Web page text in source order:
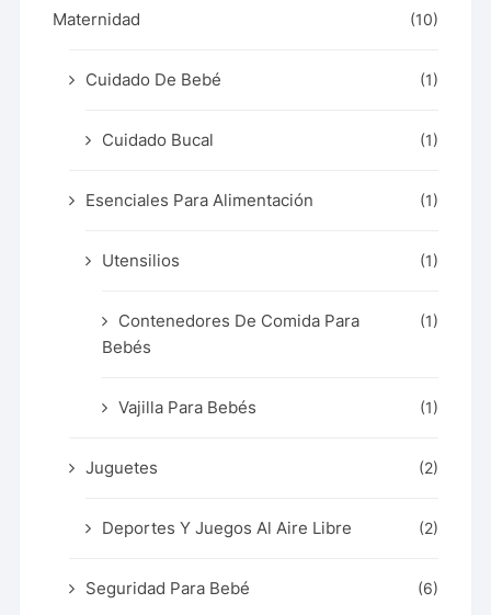
Maternidad (10)
Cuidado De Bebé (1)
Cuidado Bucal (1)
Esenciales Para Alimentación (1)
Utensilios (1)
Contenedores De Comida Para
Bebés
(1)
Vajilla Para Bebés (1)
Juguetes (2)
Deportes Y Juegos Al Aire Libre (2)
Seguridad Para Bebé (6)